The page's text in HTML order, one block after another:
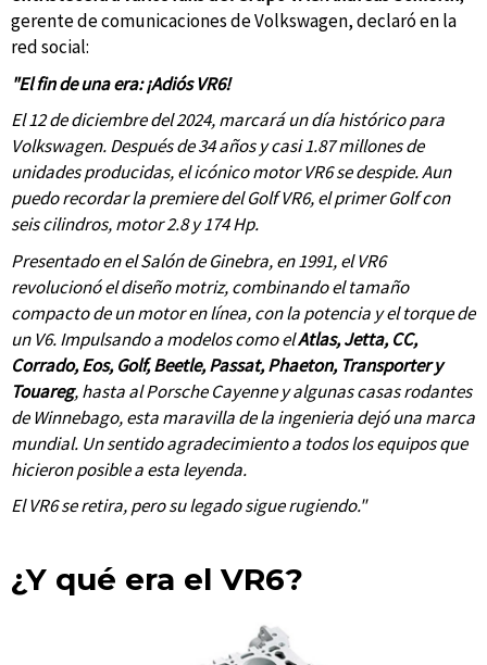
gerente de comunicaciones de Volkswagen, declaró en la
red social:
"El fin de una era: ¡Adiós VR6!
El 12 de diciembre del 2024, marcará un día histórico para
Volkswagen. Después de 34 años y casi 1.87 millones de
unidades producidas, el icónico motor VR6 se despide. Aun
puedo recordar la premiere del Golf VR6, el primer Golf con
seis cilindros, motor 2.8 y 174 Hp.
Presentado en el Salón de Ginebra, en 1991, el VR6
revolucionó el diseño motriz, combinando el tamaño
compacto de un motor en línea, con la potencia y el torque de
un V6. Impulsando a modelos como elAtlas, Jetta, CC,
Corrado, Eos, Golf, Beetle, Passat, Phaeton, Transporter y
Touareg, hasta al Porsche Cayenne y algunas casas rodantes
de Winnebago, esta maravilla de la ingenieria dejó una marca
mundial. Un sentido agradecimiento a todos los equipos que
hicieron posible a esta leyenda.
El VR6 se retira, pero su legado sigue rugiendo."
¿Y qué era el VR6?